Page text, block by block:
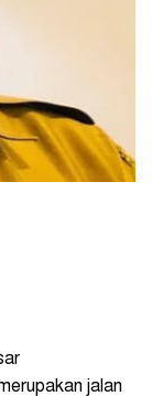
jalan